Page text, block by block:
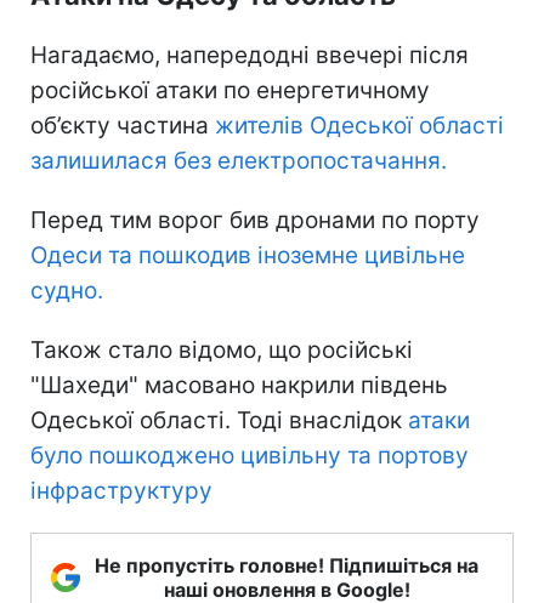
Нагадаємо, напередодні ввечері після
російської атаки по енергетичному
об’єкту частина жителів Одеської області
залишилася без електропостачання.
Перед тим ворог бив дронами по порту
Одеси та пошкодив іноземне цивільне
судно.
Також стало відомо, що російські
"Шахеди" масовано накрили південь
Одеської області. Тоді внаслідок атаки
було пошкоджено цивільну та портову
інфраструктуру
Не пропустіть головне! Підпишіться на
наші оновлення в Google!